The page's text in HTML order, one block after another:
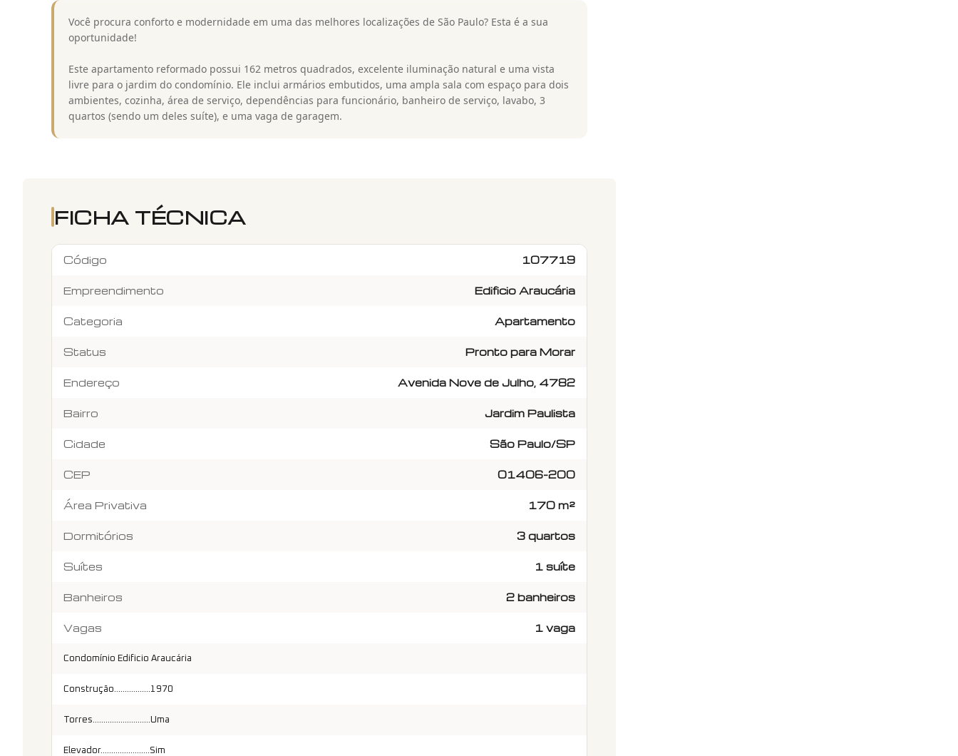
Você procura conforto e modernidade em uma das melhores localizações de São Paulo? Esta é a sua
oportunidade!
Este apartamento reformado possui 162 metros quadrados, excelente iluminação natural e uma vista
livre para o jardim do condomínio. Ele inclui armários embutidos, uma ampla sala com espaço para dois
ambientes, cozinha, área de serviço, dependências para funcionário, banheiro de serviço, lavabo, 3
quartos (sendo um deles suíte), e uma vaga de garagem.
FICHA TÉCNICA
Código 107719
Empreendimento Edificio Araucária
Categoria Apartamento
Status Pronto para Morar
Endereço Avenida Nove de Julho, 4782
Bairro Jardim Paulista
Cidade São Paulo/SP
CEP 01406-200
Área Privativa 170 m²
Dormitórios 3 quartos
Suítes 1 suíte
Banheiros 2 banheiros
Vagas 1 vaga
Condomínio Edificio Araucária
Construção.................1970
Torres...........................Uma
Elevador.......................Sim